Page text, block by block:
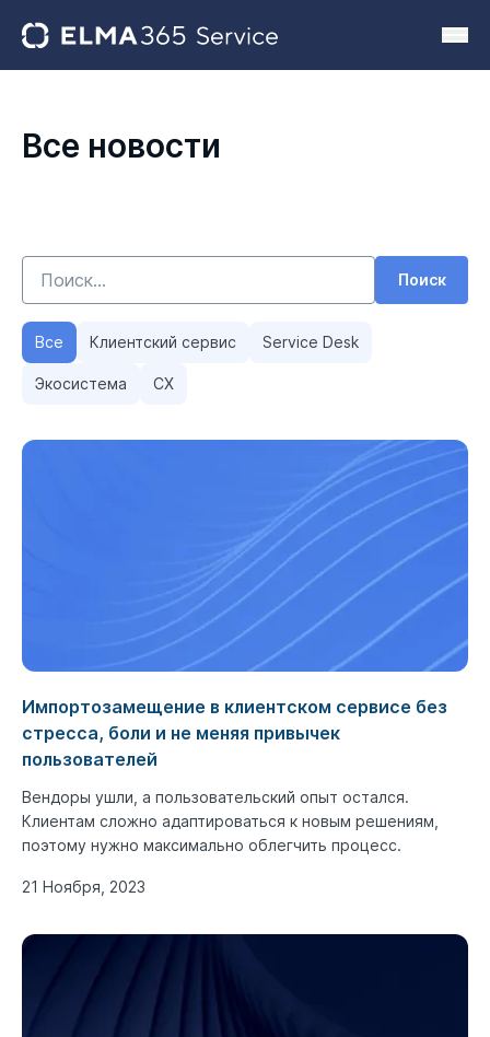
Все новости
Поиск
Все Клиентский сервис Service Desk
Экосистема CX
Импортозамещение в клиентском сервисе без
стресса, боли и не меняя привычек
пользователей
Вендоры ушли, а пользовательский опыт остался.
Клиентам сложно адаптироваться к новым решениям,
поэтому нужно максимально облегчить процесс.
21 Ноября, 2023